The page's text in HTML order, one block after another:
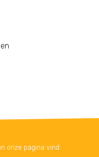
onze pagina vind